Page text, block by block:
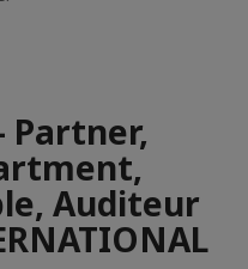
Partner,
Auditeur